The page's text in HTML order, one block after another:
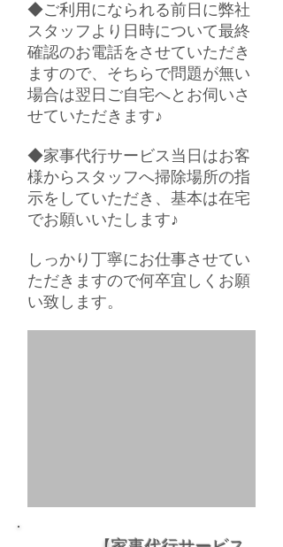
◆ご利用になられる前日に弊社
スタッフより日時について最終
確認のお電話をさせていただき
ますので、そちらで問題が無い
場合は翌日ご自宅へとお伺いさ
せていただきます♪
◆家事代行サービス当日はお客
様からスタッフへ掃除場所の指
示をしていただき、基本は在宅
でお願いいたします♪
しっかり丁寧にお仕事させてい
ただきますので何卒宜しくお願
い致します。